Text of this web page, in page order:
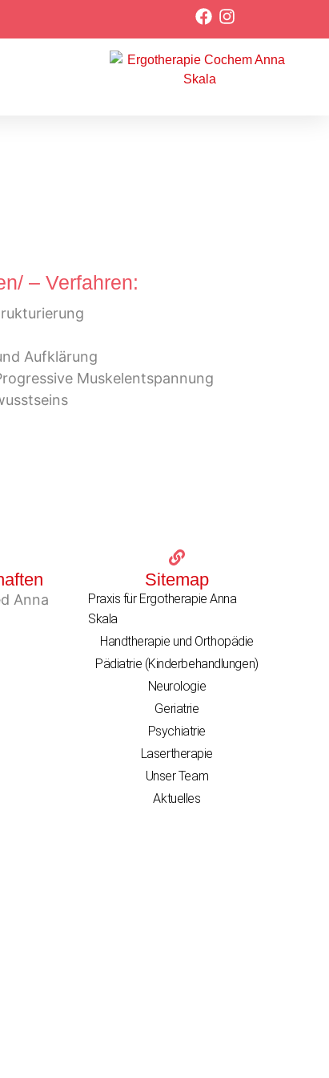
– Verfahren:
Aufklärung
Muskelentspannung
Sitemap
Praxis für Ergotherapie Anna
Skala
Handtherapie und Orthopädie
Pädiatrie (Kinderbehandlungen)
Neurologie
Geriatrie
Psychiatrie
Lasertherapie
Unser Team
Aktuelles